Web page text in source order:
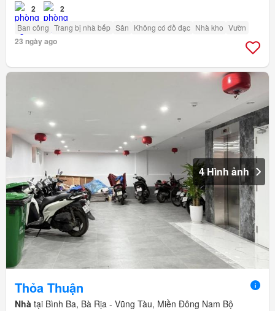
2 2
Ban công Trang bị nhà bếp Sân Không có đồ đạc Nhà kho Vườn
23 ngày ago
4 Hình ảnh
Thỏa Thuận
Nhà tại Bình Ba, Bà Rịa - Vũng Tàu, Miền Đông Nam Bộ